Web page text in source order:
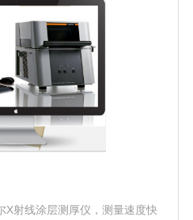
X射线涂层测厚仪，测量速度快